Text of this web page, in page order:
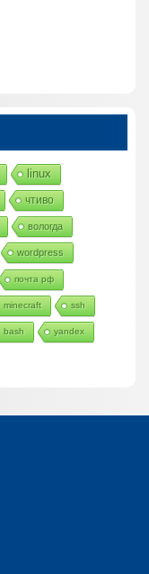
linux
чтиво
вологда
wordpress
почта рф
minecraft ssh
bash yandex